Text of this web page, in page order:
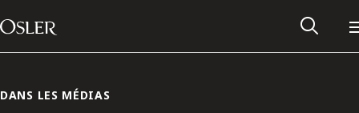
Passer au contenu
Main Navigation
DANS LES MÉDIAS